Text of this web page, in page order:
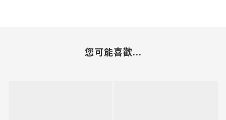
您可能喜歡...